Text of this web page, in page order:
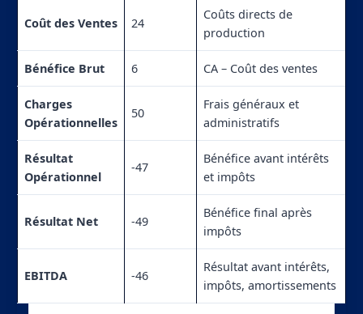
Coût des Ventes 24
Coûts directs de
production
Bénéfice Brut 6 CA – Coût des ventes
Charges
Opérationnelles
50
Frais généraux et
administratifs
Résultat
Opérationnel
-47
Bénéfice avant intérêts
et impôts
Résultat Net -49
Bénéfice final après
impôts
EBITDA -46
Résultat avant intérêts,
impôts, amortissements